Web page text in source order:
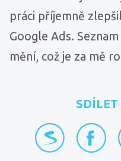
práci příjemně
Google Ads.
mění, což je za mě
přidat nasdílet